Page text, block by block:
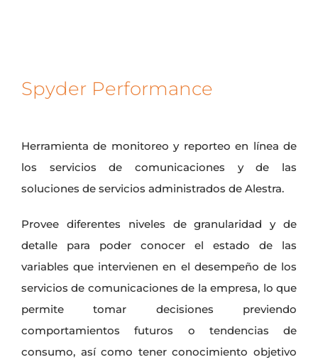
Spyder Performance
Herramienta de monitoreo y reporteo en línea de
los servicios de comunicaciones y de las
soluciones de servicios administrados de Alestra.
Provee diferentes niveles de granularidad y de
detalle para poder conocer el estado de las
variables que intervienen en el desempeño de los
servicios de comunicaciones de la empresa, lo que
permite tomar decisiones previendo
comportamientos futuros o tendencias de
consumo, así como tener conocimiento objetivo